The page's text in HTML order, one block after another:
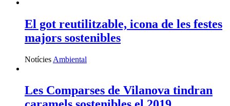
El got reutilitzable, icona de les festes
majors sostenibles
Notícies Ambiental
Les Comparses de Vilanova tindran